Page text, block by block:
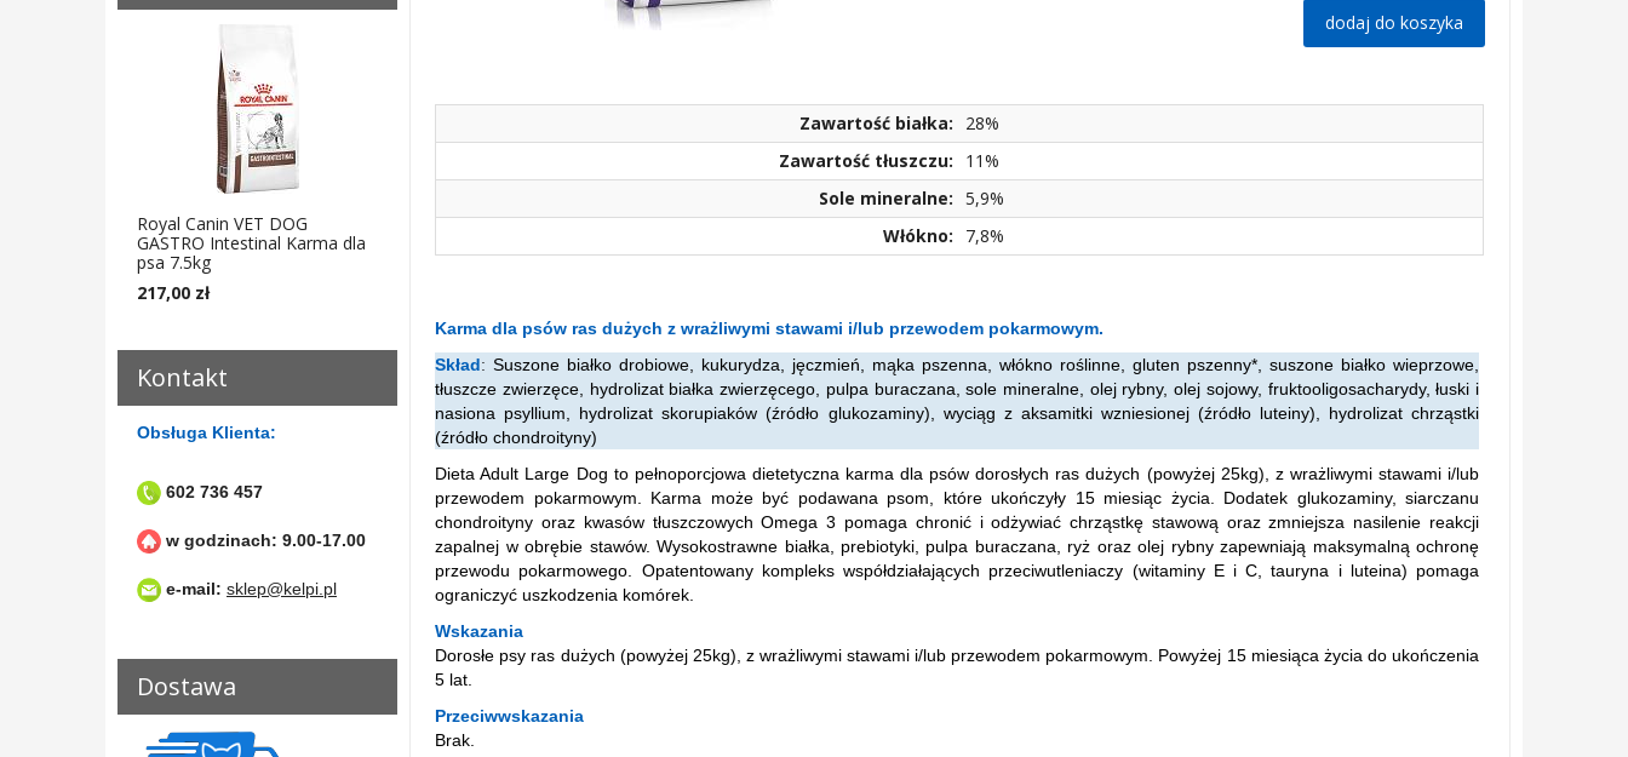
dodaj do koszyka
Zawartość białka:
28%
Zawartość tłuszczu:
11%
Sole mineralne: 5,9%
Włókno:
7,8%
Karma dla psów ras dużych z wrażliwymi stawami i/lub przewodem pokarmowym.
Skład:Suszone białko drobiowe, kukurydza, jęczmień, mąka pszenna, włókno roślinne, gluten pszenny*, suszone białko wieprzowe,
tłuszcze zwierzęce, hydrolizat białka zwierzęcego, pulpa buraczana, sole mineralne, olej rybny, olej sojowy, fruktooligosacharydy, łuski i
nasiona psyllium, hydrolizat skorupiaków (źródło glukozaminy), wyciąg z aksamitki wzniesionej (źródło luteiny), hydrolizat chrząstki
(źródło chondroityny)
Dieta Adult Large Dog to pełnoporcjowa dietetyczna karma dla psów dorosłych ras dużych (powyżej 25kg), z wrażliwymi stawami i/lub
przewodem pokarmowym. Karma może być podawana psom, które ukończyły 15 miesiąc życia. Dodatek glukozaminy, siarczanu
chondroityny oraz kwasów tłuszczowych Omega 3 pomaga chronić i odżywiać chrząstkę stawową oraz zmniejsza nasilenie reakcji
zapalnej w obrębie stawów. Wysokostrawne białka, prebiotyki, pulpa buraczana, ryż oraz olej rybny zapewniają maksymalną ochronę
przewodu pokarmowego. Opatentowany kompleks współdziałających przeciwutleniaczy (witaminy E i C, tauryna i luteina) pomaga
ograniczyć uszkodzenia komórek.
Wskazania
Dorosłe psy ras dużych (powyżej 25kg), z wrażliwymi stawami i/lub przewodem pokarmowym. Powyżej 15 miesiąca życia do ukończenia
5 lat.
Przeciwwskazania
Brak.
Royal Canin VET DOG
GASTRO Intestinal Karma dla
psa 7.5kg
217,00 zł
Kontakt
Obsługa Klienta:
602 736 457
w godzinach: 9.00-17.00
e-mail: sklep@kelpi.pl
Dostawa